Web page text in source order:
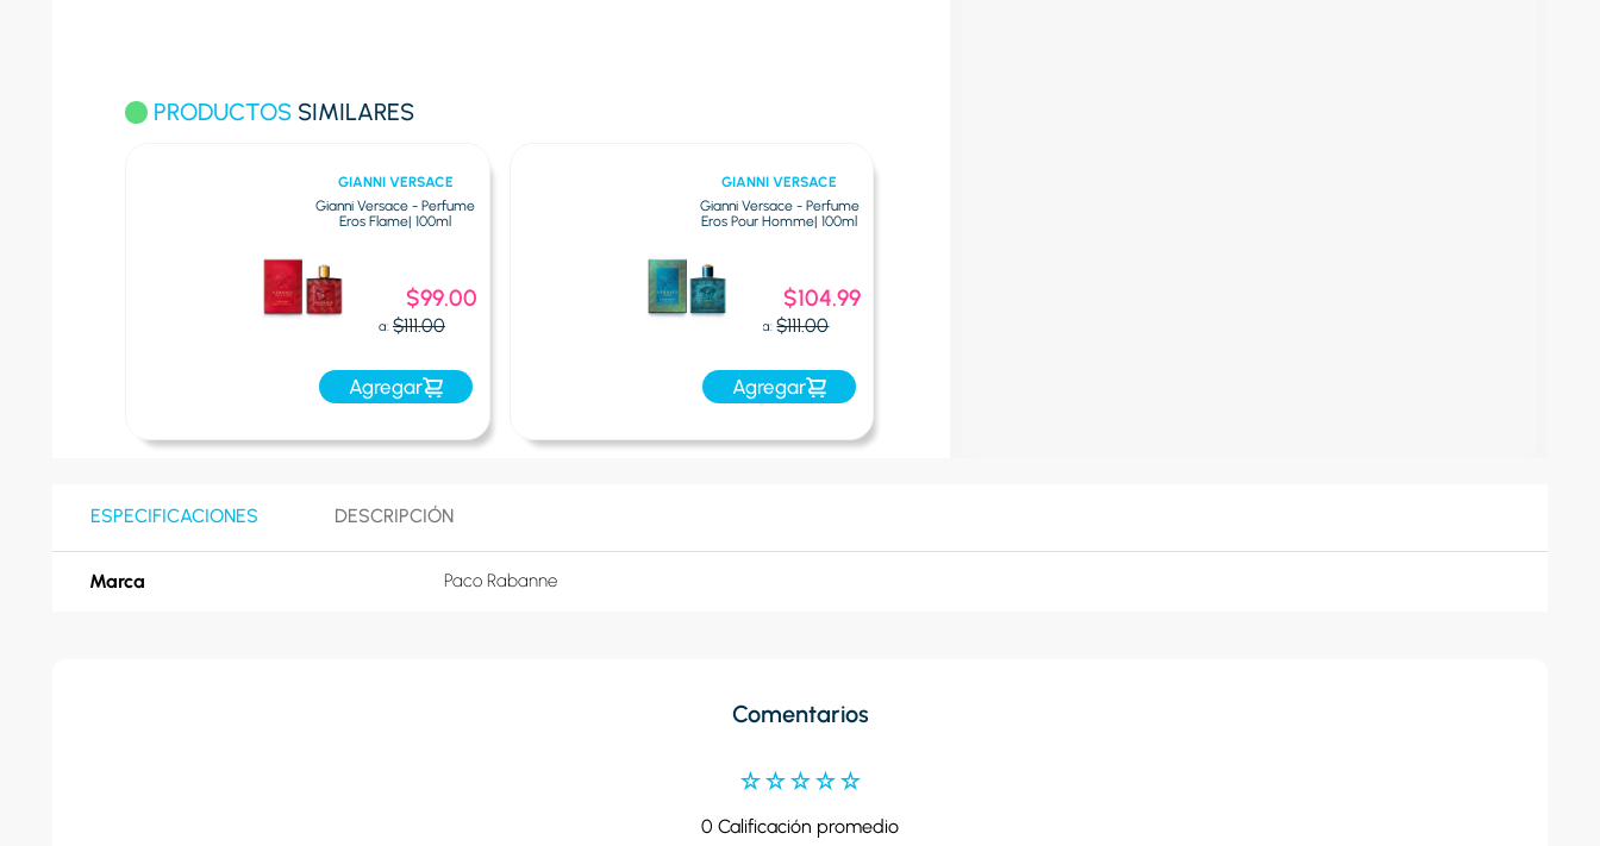
PRODUCTOS SIMILARES
GIANNI VERSACE
Gianni Versace - Perfume
Eros Flame| 100ml
Oferta: $111.00
Oferta
Express:
$99.00
Agregar
GIANNI VERSACE
Gianni Versace - Perfume
Eros Pour Homme| 100ml
Oferta:$111.00
Oferta
Express:
$104.99
Agregar
ESPECIFICACIONES DESCRIPCIÓN
Marca Paco Rabanne
Comentarios
☆☆☆☆☆
0 Calificación promedio